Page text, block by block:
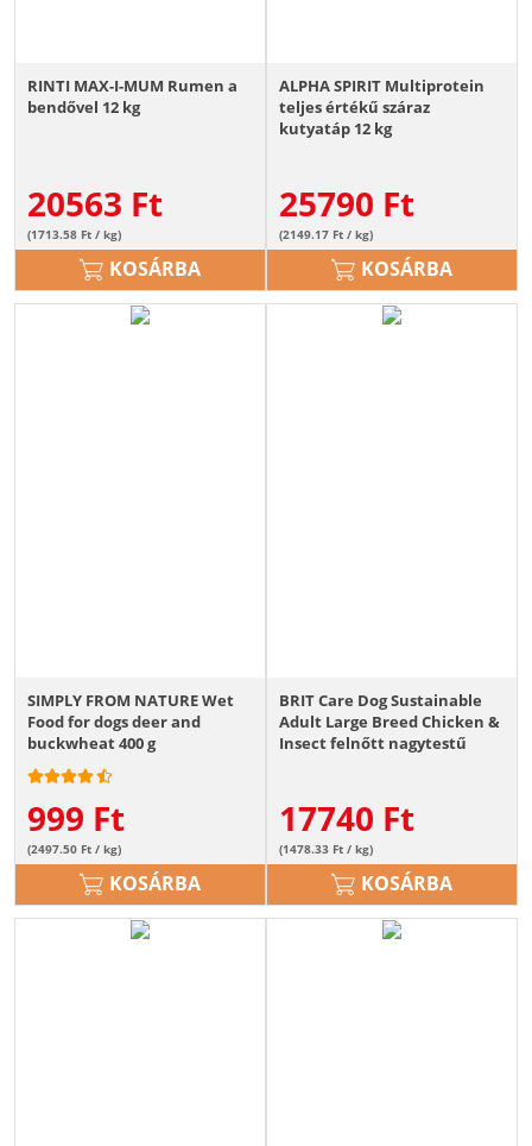
RINTI MAX-I-MUM Rumen a
bendővel 12 kg
20563 Ft
(1713.58 Ft / kg)
KOSÁRBA
ALPHA SPIRIT Multiprotein
teljes értékű száraz
kutyatáp 12 kg
25790 Ft
(2149.17 Ft / kg)
KOSÁRBA
SIMPLY FROM NATURE Wet
Food for dogs deer and
buckwheat 400 g
999 Ft
(2497.50 Ft / kg)
KOSÁRBA
BRIT Care Dog Sustainable
Adult Large Breed Chicken &
Insect felnőtt nagytestű
17740 Ft
(1478.33 Ft / kg)
KOSÁRBA